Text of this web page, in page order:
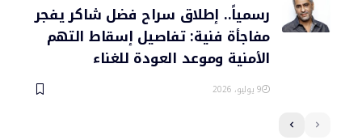
رسمياً.. إطلاق سراح فضل شاكر يفجر
مفاجأة فنية: تفاصيل إسقاط التهم
الأمنية وموعد العودة للغناء
9 يوليو، 2026